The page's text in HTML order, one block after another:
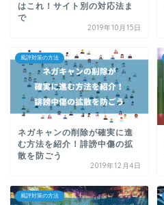
はこれ！サイト別の対応法ま
で
2019年10月15日
風評対策の方法
ネガキャンの削除が確実に進
む方法を紹介！誹謗中傷の拡
散を防ごう
2019年12月4日
風評対策の方法